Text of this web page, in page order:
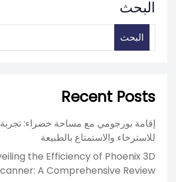
البحث
البحث
Recent Posts
إقامة بورجومي مع مساحة خضراء: تجربة
للاسترخاء والاستمتاع بالطبيعة
the Efficiency of Phoenix 3D
A Comprehensive Review